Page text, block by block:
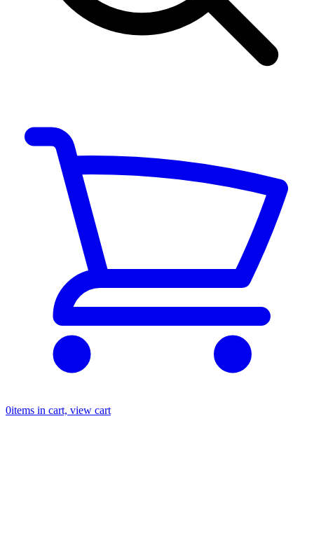
0items in cart, view cart